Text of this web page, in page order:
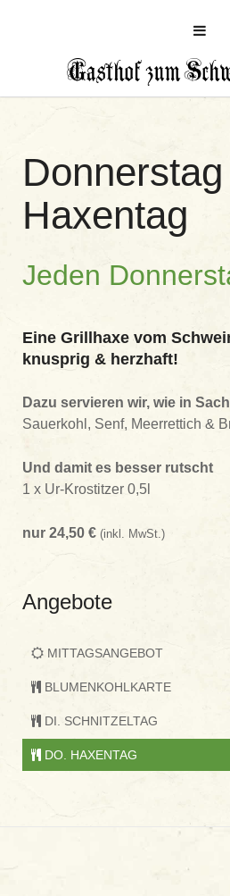
Gasthof zum
Donnerstag
Haxentag
Jeden
Eine Grillhaxe vom
knusprig & herzhaft!
Dazu servieren wir, wie in
Sauerkohl, Senf, Meerrettich &
Und damit es besser rutscht
1 x Ur-Krostitzer 0,5l
nur 24,50 € (inkl. MwSt.)
Angebote
MITTAGSANGEBOT
BLUMENKOHLKARTE
DI. SCHNITZELTAG
DO. HAXENTAG